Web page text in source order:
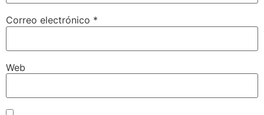
Correo electrónico *
Web